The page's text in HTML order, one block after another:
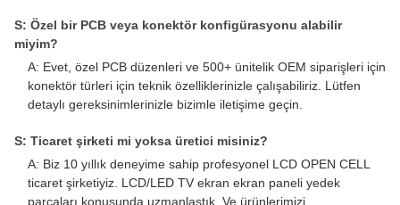
S: Özel bir PCB veya konektör konfigürasyonu alabilir
miyim?
A: Evet, özel PCB düzenleri ve 500+ ünitelik OEM siparişleri için
konektör türleri için teknik özelliklerinizle çalışabiliriz. Lütfen
detaylı gereksinimlerinizle bizimle iletişime geçin.
S: Ticaret şirketi mi yoksa üretici misiniz?
A: Biz 10 yıllık deneyime sahip profesyonel LCD OPEN CELL
ticaret şirketiyiz. LCD/LED TV ekran ekran paneli yedek
parçaları konusunda uzmanlaştık. Ve ürünlerimizi